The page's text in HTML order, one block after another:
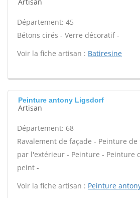
Département: 45
Bétons cirés - Verre décoratif -
Voir la fiche artisan : Batiresine
Peinture antony Ligsdorf
Artisan
Département: 68
Ravalement de façade - Peinture
par l'extérieur - Peinture - Peinture
peint -
Voir la fiche artisan : Peinture